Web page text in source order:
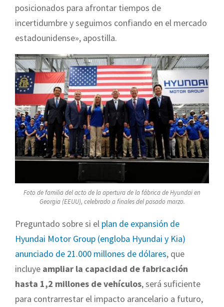
posicionados para afrontar tiempos de
incertidumbre y seguimos confiando en el mercado
estadounidense», apostilla.
Foto de familia del acto de la apertura de la fábrica de Hyundai en
Georgia (EEUU), celebrado a finales del pasado marzo.
Preguntado sobre si el plan de expansión de
Hyundai Motor Group (engloba Hyundai y Kia)
anunciado de 21.000 millones de dólares, que
incluye ampliar la capacidad de fabricación
hasta 1,2 millones de vehículos, será suficiente
para contrarrestar el impacto arancelario a futuro,